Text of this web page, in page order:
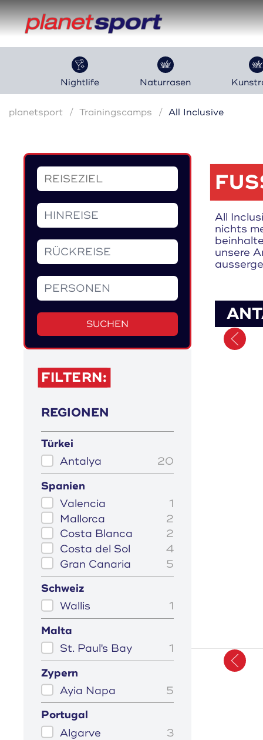
Nightlife Naturrasen
planetsport Trainingscamps All Inclusive
SUCHEN
FILTERN:
REGIONEN
Türkei
Antalya
20
Spanien
Valencia
1
Mallorca
2
Costa Blanca
2
Costa del Sol
4
Gran Canaria
5
Schweiz
Wallis
1
Malta
St. Paul's Bay
1
Zypern
Ayia Napa
5
Portugal
Algarve
3
All
nichts
unsere